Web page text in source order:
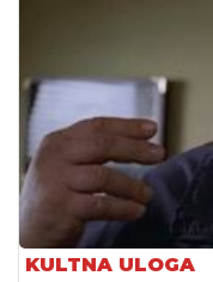
KULTNA ULOGA